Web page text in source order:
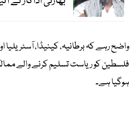
واضح رہے کہ برطانیہ، کینیڈا، آسٹریلیا
فلسطین کو ریاست تسلیم کرنے والے
ہوگیا ہے۔